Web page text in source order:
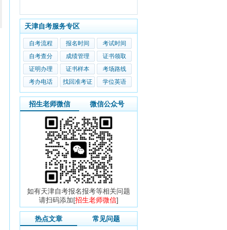
天津自考服务专区
自考流程 报名时间
考试时间
自考查分
成绩管理
证书领取
证明办理
证书样本
考场路线
考办电话
找回准考证 学位英语
招生老师微信 微信公众号
如有天津自考报名报考等相关问题
请扫码添加[招生老师微信]
热点文章 常见问题